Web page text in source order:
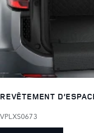
REVÊTEMENT
VPLXS0673